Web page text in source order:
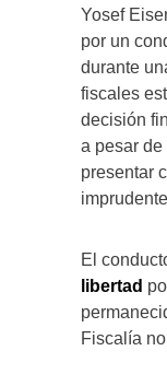
Yosef
por un
durante
fiscales
decisión
a pesar
presentar
El
libertad
Fiscalía